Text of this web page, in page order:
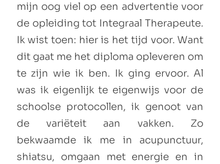
mijn oog viel op een advertentie voor
de opleiding tot Integraal Therapeute.
Ik wist toen: hier is het tijd voor. Want
dit gaat me het diploma opleveren om
te zijn wie ik ben. Ik ging ervoor. Al
was ik eigenlijk te eigenwijs voor de
schoolse protocollen, ik genoot van
de variëteit aan vakken. Zo
bekwaamde ik me in acupunctuur,
shiatsu, omgaan met energie en in